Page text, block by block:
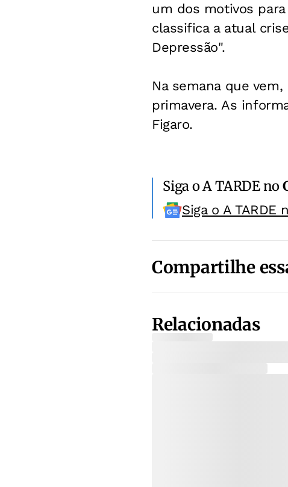
um dos motivos
classifica a atual
Depressão".
Na semana que
primavera. As
Figaro.
Siga o A TARDE no
Siga o A TARDE
Compartilhe
Relacionadas